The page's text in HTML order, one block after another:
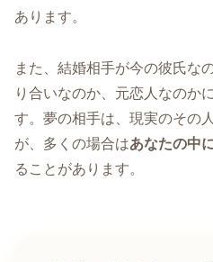
あります。
また、結婚相手が今の彼氏な
り合いなのか、元恋人なのか
す。夢の相手は、現実のその
が、多くの場合はあなたの中
ることがあります。